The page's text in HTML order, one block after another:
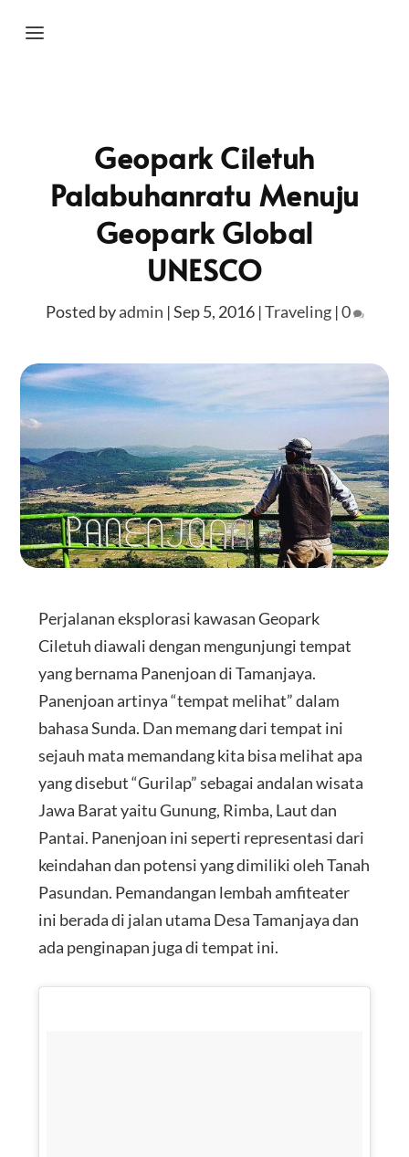
Geopark Ciletuh
Palabuhanratu Menuju
Geopark Global
UNESCO
Posted byadmin |Sep 5, 2016|Traveling|0
Perjalanan eksplorasi kawasan Geopark
Ciletuh diawali dengan mengunjungi tempat
yang bernama Panenjoan di Tamanjaya.
Panenjoan artinya “tempat melihat” dalam
bahasa Sunda. Dan memang dari tempat ini
sejauh mata memandang kita bisa melihat apa
yang disebut “Gurilap” sebagai andalan wisata
Jawa Barat yaitu Gunung, Rimba, Laut dan
Pantai. Panenjoan ini seperti representasi dari
keindahan dan potensi yang dimiliki oleh Tanah
Pasundan. Pemandangan lembah amfiteater
ini berada di jalan utama Desa Tamanjaya dan
ada penginapan juga di tempat ini.